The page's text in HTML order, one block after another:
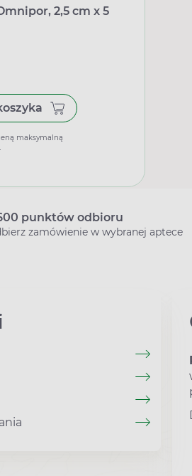
2,5 cm x 5
maksymalną
punktów odbioru
zamówienie w wybranej aptece